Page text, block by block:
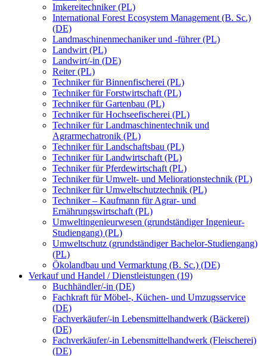
Imkereitechniker (PL)
International Forest Ecosystem Management (B. Sc.)
(DE)
Landmaschinenmechaniker und -führer (PL)
Landwirt (PL)
Landwirt/-in (DE)
Reiter (PL)
Techniker für Binnenfischerei (PL)
Techniker für Forstwirtschaft (PL)
Techniker für Gartenbau (PL)
Techniker für Hochseefischerei (PL)
Techniker für Landmaschinentechnik und
Agrarmechatronik (PL)
Techniker für Landschaftsbau (PL)
Techniker für Landwirtschaft (PL)
Techniker für Pferdewirtschaft (PL)
Techniker für Umwelt- und Meliorationstechnik (PL)
Techniker für Umweltschutztechnik (PL)
Techniker – Kaufmann für Agrar- und
Ernährungswirtschaft (PL)
Umweltingenieurwesen (grundständiger Ingenieur-
Studiengang) (PL)
Umweltschutz (grundständiger Bachelor-Studiengang)
(PL)
Ökolandbau und Vermarktung (B. Sc.) (DE)
Verkauf und Handel / Dienstleistungen (19)
Buchhändler/-in (DE)
Fachkraft für Möbel-, Küchen- und Umzugsservice
(DE)
Fachverkäufer/-in Lebensmittelhandwerk (Bäckerei)
(DE)
Fachverkäufer/-in Lebensmittelhandwerk (Fleischerei)
(DE)